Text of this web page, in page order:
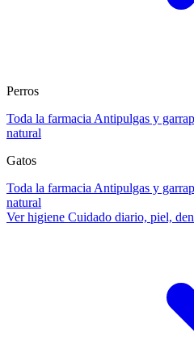
Perros
Toda la farmacia Antipulgas y
natural
Gatos
Toda la farmacia Antipulgas y
natural
Ver higiene Cuidado diario, piel,